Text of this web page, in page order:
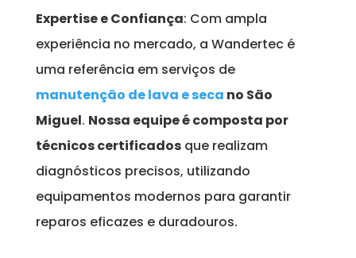
Expertise e Confiança: Com ampla
experiência no mercado, a Wandertec é
uma referência em serviços de
manutenção de lava e seca no São
Miguel. Nossa equipe é composta por
técnicos certificadosque realizam
diagnósticos precisos, utilizando
equipamentos modernos para garantir
reparos eficazes e duradouros.